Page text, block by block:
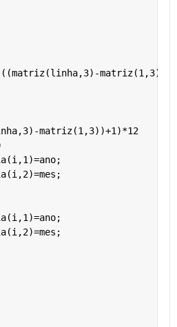
matriz(1,3))+1)*12